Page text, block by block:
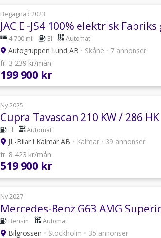
Begagnad 2023
JAC E -JS4 100% elektrisk
4 700 mil El Automat
Autogruppen Lund AB • Skåne • 7 annonser
fr. 3 239 kr/mån
199 900 kr
Ny 2025
Cupra Tavascan 210 KW / 286 HK
El Automat
JL-Bilar i Kalmar AB • Kalmar • 39 annonser
fr. 8 423 kr/mån
519 900 kr
Ny 2027
Bensin Automat
Bilgrossen • Stockholm • 35 annonser